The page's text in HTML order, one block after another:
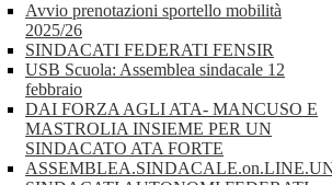
Avvio prenotazioni sportello mobilità
2025/26
SINDACATI FEDERATI FENSIR
USB Scuola: Assemblea sindacale 12
febbraio
DAI FORZA AGLI ATA- MANCUSO E
MASTROLIA INSIEME PER UN
SINDACATO ATA FORTE